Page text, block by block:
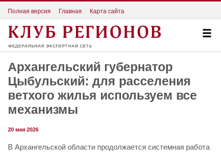
Полная версия Главная Карта сайта
Архангельский губернатор
Цыбульский: для расселения
ветхого жилья используем все
механизмы
20 мая 2026
В Архангельской области продолжается системная работа